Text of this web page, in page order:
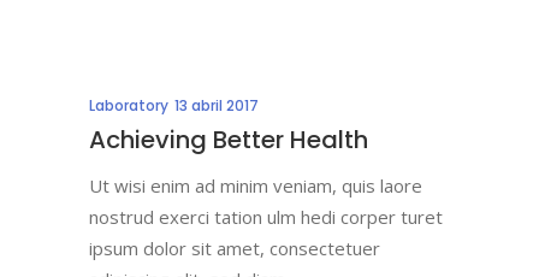
Laboratory 13 abril 2017
Achieving Better Health
Ut wisi enim ad minim veniam, quis laore
nostrud exerci tation ulm hedi corper turet
ipsum dolor sit amet, consectetuer